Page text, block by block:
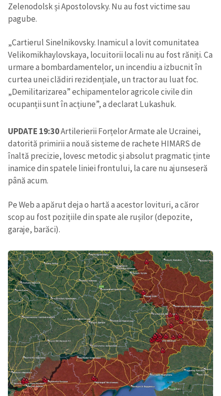
Zelenodolsk și Apostolovsky. Nu au fost victime sau
pagube.
„Cartierul Sinelnikovsky. Inamicul a lovit comunitatea
Velikomikhaylovskaya, locuitorii locali nu au fost răniți. Ca
urmare a bombardamentelor, un incendiu a izbucnit în
curtea unei clădiri rezidențiale, un tractor au luat foc.
„Demilitarizarea” echipamentelor agricole civile din
ocupanții sunt în acțiune”, a declarat Lukashuk.
UPDATE 19:30Artilerierii Forțelor Armate ale Ucrainei,
datorită primirii a nouă sisteme de rachete HIMARS de
înaltă precizie, lovesc metodic și absolut pragmatic ținte
inamice din spatele liniei frontului, la care nu ajunseseră
până acum.
Pe Web a apărut deja o hartă a acestor lovituri, a căror
scop au fost pozițiile din spate ale rușilor (depozite,
garaje, barăci).